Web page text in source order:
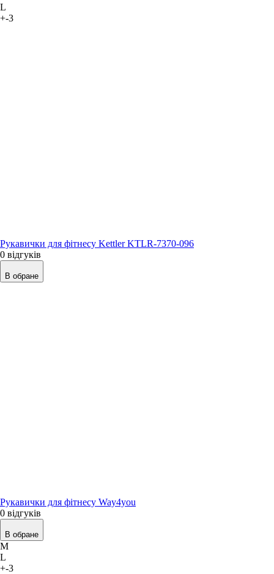
L
+-3
Рукавички для фітнесу Kettler KTLR-7370-096
0 відгуків
В обране
Рукавички для фітнесу Way4you
0 відгуків
В обране
M
L
+-3